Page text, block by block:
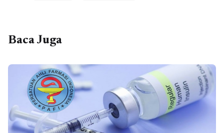
Baca Juga